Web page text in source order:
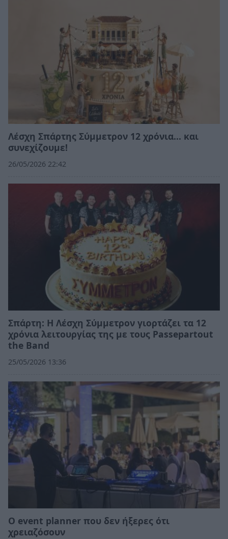
Λέσχη Σπάρτης Σύμμετρον 12 χρόνια... και
συνεχίζουμε!
26/05/2026 22:42
Σπάρτη: Η Λέσχη Σύμμετρον γιορτάζει τα 12
χρόνια λειτουργίας της με τους Passepartout
the Band
25/05/2026 13:36
Ο event planner που δεν ήξερες ότι
χρειαζόσουν